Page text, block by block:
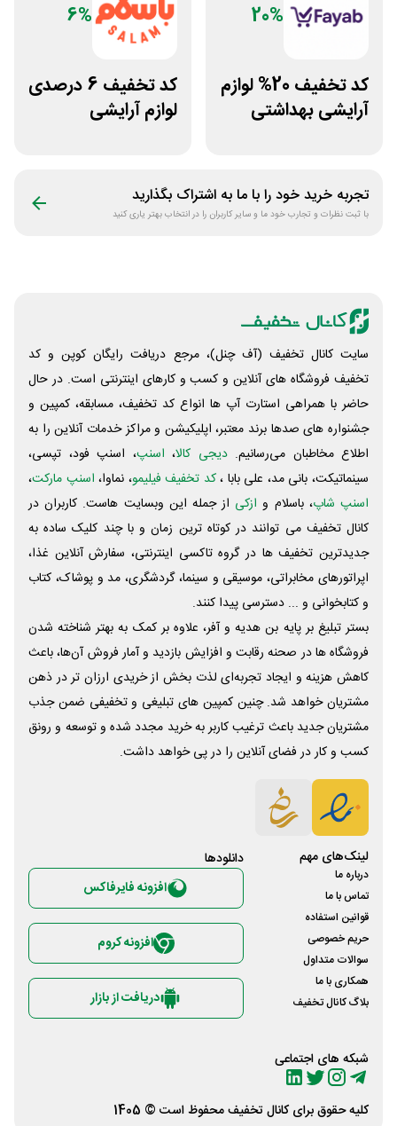
20%
کد تخفیف 20% لوازم
آرایشی بهداشتی
6%
کد تخفیف 6 درصدی
لوازم آرایشی
تجربه خرید خود را با ما به اشتراک بگذارید
با ثبت نظرات و تجارب خود ما و سایر کاربران را در انتخاب بهتر یاری کنید
سایت کانال تخفیف (آف چنل)، مرجع دریافت رایگان کوپن و کد
تخفیف فروشگاه های آنلاین و کسب و‌ کارهای اینترنتی است. در حال
حاضر با همراهی استارت آپ ها انواع کد تخفیف، مسابقه، کمپین و
جشنواره های صدها برند معتبر، اپلیکیشن و مراکز خدمات آنلاین را به
اطلاع مخاطبان می‌رسانیم. دیجی کالا، اسنپ، اسنپ فود، تپسی،
سینماتیکت، بانی مد، علی‌ بابا ،کد تخفیف فیلیمو، نماوا، اسنپ مارکت،
اسنپ شاپ، باسلام و ازکی از جمله این وبسایت ‌هاست. کاربران در
کانال تخفیف می توانند در کوتاه ترین زمان و با چند کلیک ساده به
جدیدترین تخفیف ها در گروه تاکسی اینترنتی، سفارش آنلاین غذا،
اپراتورهای مخابراتی، موسیقی و سینما، گردشگری، مد و پوشاک، کتاب
و کتابخوانی و ... دسترسی پیدا کنند.
بستر تبلیغ بر پایه بن هدیه و آفر، علاوه بر کمک به بهتر شناخته شدن
فروشگاه ها در صحنه رقابت و افزایش بازدید و آمار فروش آن‌ها، باعث
کاهش هزینه و ایجاد تجربه‌ای لذت بخش از خریدی ارزان تر در ذهن
مشتریان خواهد شد. چنین کمپین های تبلیغی و تخفیفی ضمن جذب
مشتریان جدید باعث ترغیب کاربر به خرید مجدد شده و توسعه و رونق
کسب و کار در فضای آنلاین را در پی خواهد داشت.
لینک‌های مهم
درباره ما
تماس با ما
قوانین استفاده
حریم خصوصی
سوالات متداول
همکاری با ما
بلاگ کانال تخفیف
شبکه های اجتماعی
دانلود‌ها
افزونه فایرفاکس
افزونه کروم
دریافت از بازار
کلیه حقوق برای کانال تخفیفمحفوظ است © 1405